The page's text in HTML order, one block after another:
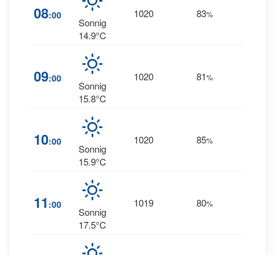
08:00
Sonnig
14.9°C
1020 83%
09:00
Sonnig
15.8°C
1020 81%
10:00
Sonnig
15.9°C
1020 85%
11 :00
Sonnig
17.5°C
1019 80%